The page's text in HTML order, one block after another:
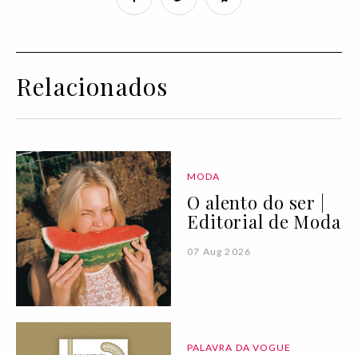
Relacionados
MODA
O alento do ser |
Editorial de Moda
07 Aug 2026
PALAVRA DA VOGUE